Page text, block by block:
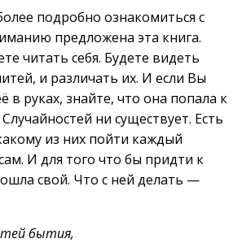
подробно ознакомиться с
предложена эта книга.
читать себя. Будете видеть
и различать их. И если Вы
в руках, знайте, что она попала к
ни существует. Есть
из них пойти каждый
И для того что бы придти к
свой. Что с ней делать —
бытия,